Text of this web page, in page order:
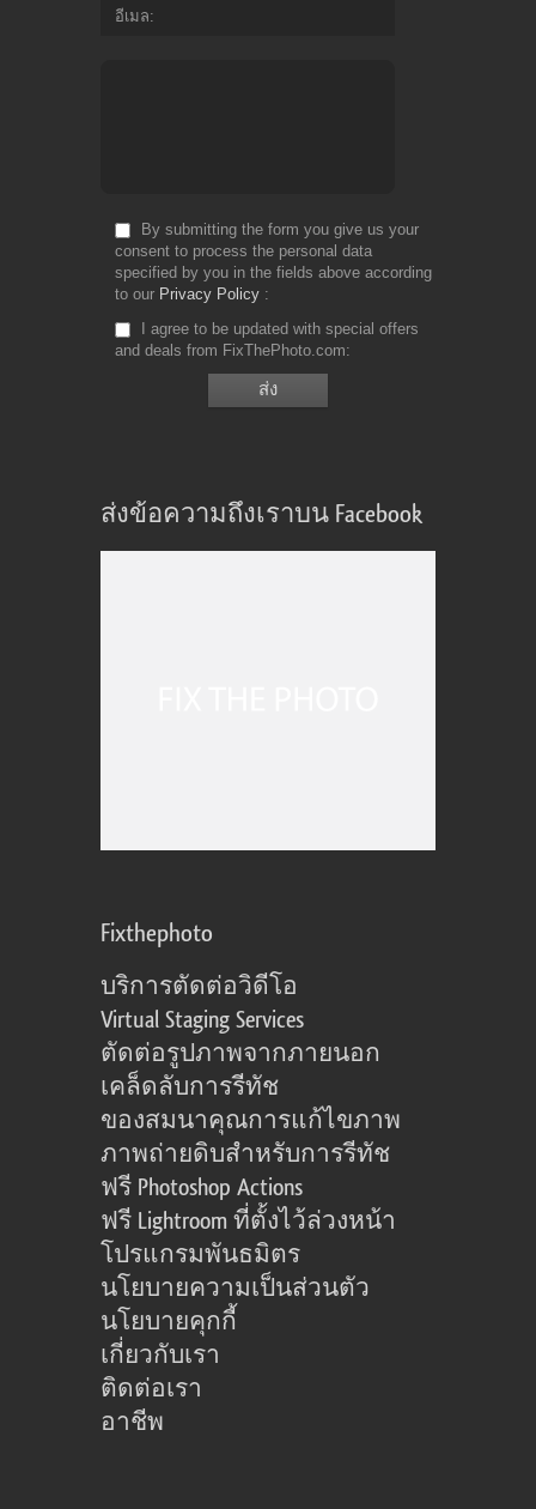
อีเมล
By submitting the form you give us your
consent to process the personal data
specified by you in the fields above according
to our Privacy Policy
I agree to be updated with special offers
and deals from FixThePhoto.com
ส่งข้อความถึงเราบน Facebook
Fixthephoto
บริการตัดต่อวิดีโอ
Virtual Staging Services
ตัดต่อรูปภาพจากภายนอก
เคล็ดลับการรีทัช
ของสมนาคุณการแก้ไขภาพ
ภาพถ่ายดิบสำหรับการรีทัช
ฟรี Photoshop Actions
ฟรี Lightroom ที่ตั้งไว้ล่วงหน้า
โปรแกรมพันธมิตร
นโยบายความเป็นส่วนตัว
นโยบายคุกกี้
เกี่ยวกับเรา
ติดต่อเรา
อาชีพ